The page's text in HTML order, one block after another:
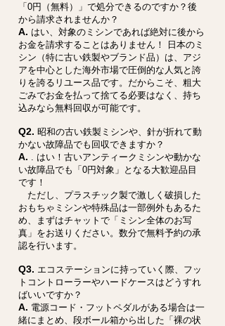
「0円（無料）」で処分できるのですか？後
から請求されませんか？
A. はい、対象のミシンであれば絶対に後から
お金を請求することはありません！ 日本のミ
シン（特に古い鉄製やブランド品）は、アジ
アを中心とした海外市場で圧倒的な人気と誇
りを誇るリユース品です。だからこそ、粗大
ごみでお金を払って捨てる必要はなく、持ち
込みなら無料回収が可能です。
Q2. 昭和の古い鉄製ミシンや、針が折れて動
かない故障品でも回収できますか？
A. . はい！古いアンティークミシンや動かな
い故障品でも「0円対象」となる大歓迎品目
です！
ただし、プラスチック製で激しく破損した
おもちゃミシンや特殊品は一部例外もあるた
め、まずはチャットで「ミシン全体のお写
真」をお送りください。数分で無料予約の承
認を行います。
Q3. エコステーションに持っていく際、フッ
トコントローラーやハードケースはどうすれ
ばいいですか？
A. 電源コード・フットペダルがある場合は一
緒にまとめ、段ボール箱から出した「裸の状